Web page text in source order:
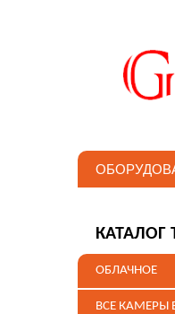
КАТАЛОГ
ОБЛАЧНОЕ
ВСЕ